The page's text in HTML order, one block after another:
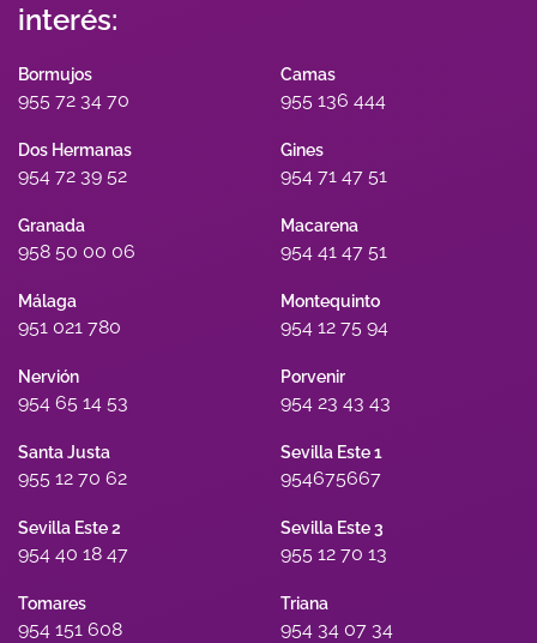
interés:
Bormujos
955 72 34 70
Camas
955 136 444
Dos Hermanas
954 72 39 52
Gines
954 71 47 51
Granada
958 50 00 06
Macarena
954 41 47 51
Málaga
951 021 780
Montequinto
954 12 75 94
Nervión
954 65 14 53
Porvenir
954 23 43 43
Santa Justa
955 12 70 62
Sevilla Este 1
954675667
Sevilla Este 2
954 40 18 47
Sevilla Este 3
955 12 70 13
Tomares
954 151 608
Triana
954 34 07 34